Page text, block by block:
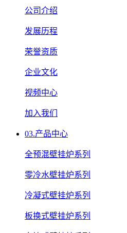
公司介绍
发展历程
荣誉资质
企业文化
视频中心
加入我们
03.产品中心
全预混壁挂炉系列
零冷水壁挂炉系列
冷凝式壁挂炉系列
板换式壁挂炉系列